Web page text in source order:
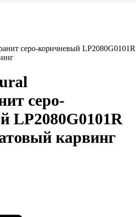
серо-коричневый LP2080G0101R
серо-
LP2080G0101R
карвинг